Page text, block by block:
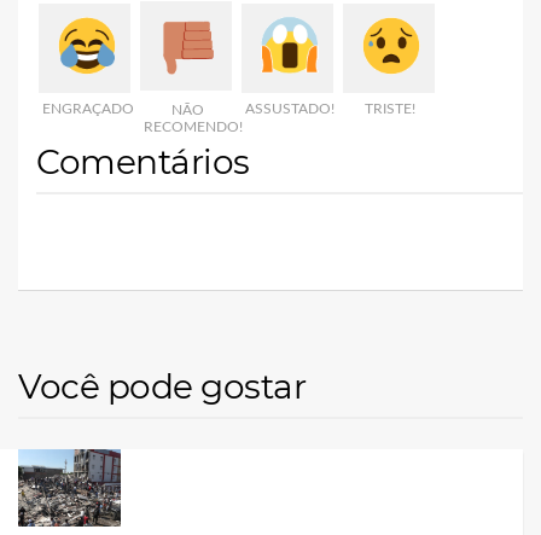
ENGRAÇADO
NÃO
RECOMENDO!
ASSUSTADO! TRISTE!
Comentários
Você pode gostar